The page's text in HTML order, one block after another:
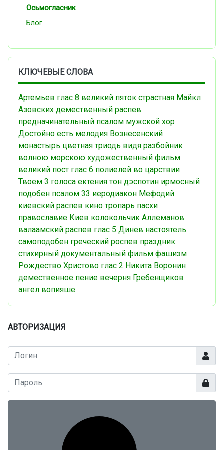
Осьмогласник
Блог
КЛЮЧЕВЫЕ СЛОВА
Артемьев глас 8 великий пяток страстная Майкл
Азовских демественный распев
предначинательный псалом мужской хор
Достойно есть мелодия Вознесенский
монастырь цветная триодь видя разбойник
волною морскою художественный фильм
великий пост глас 6 полиелей во царствии
Твоем 3 голоса ектения тон дэспотин ирмосный
подобен псалом 33 иеродиакон Мефодий
киевский распев кино тропарь пасхи
православие Киев колокольчик Аллеманов
валаамский распев глас 5 Динев настоятель
самоподобен греческий роспев праздник
стихирный документальный фильм фашизм
Рождество Христово глас 2 Никита Воронин
демественное пение вечерня Гребенщиков
ангел вопияше
АВТОРИЗАЦИЯ
Логин